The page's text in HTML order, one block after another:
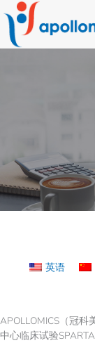
至
容
英语
APOLLOMICS（冠
中心临床试验SPARTA